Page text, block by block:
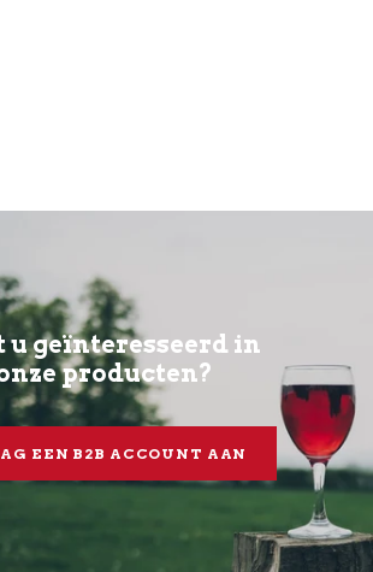
u geïnteresseerd in
producten?
EEN B2B ACCOUNT AAN